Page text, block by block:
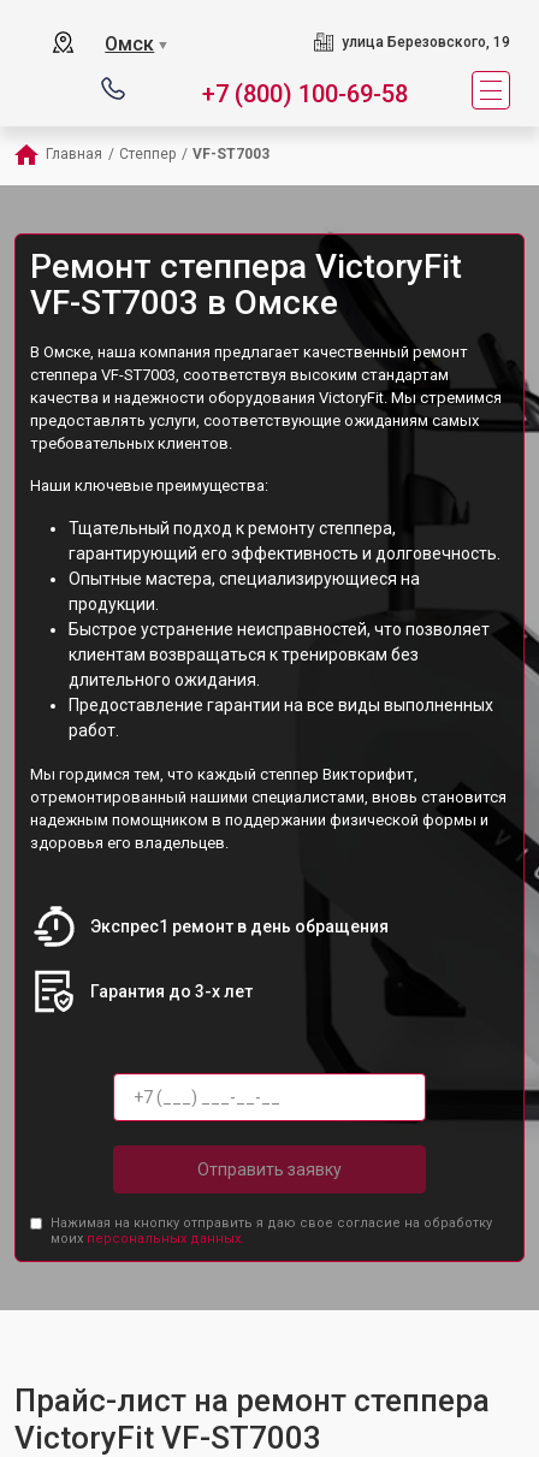
Омск ▼ улица Березовского, 19
+7 (800) 100-69-58
Главная / Степпер / VF-ST7003
Ремонт степпера VictoryFit
VF-ST7003 в Омске
В Омске, наша компания предлагает качественный ремонт
степпера VF-ST7003, соответствуя высоким стандартам
качества и надежности оборудования VictoryFit. Мы стремимся
предоставлять услуги, соответствующие ожиданиям самых
требовательных клиентов.
Наши ключевые преимущества:
Тщательный подход к ремонту степпера,
гарантирующий его эффективность и долговечность.
Опытные мастера, специализирующиеся на
продукции.
Быстрое устранение неисправностей, что позволяет
клиентам возвращаться к тренировкам без
длительного ожидания.
Предоставление гарантии на все виды выполненных
работ.
Мы гордимся тем, что каждый степпер Викторифит,
отремонтированный нашими специалистами, вновь становится
надежным помощником в поддержании физической формы и
здоровья его владельцев.
Экспрес1 ремонт в день обращения
Гарантия до 3-х лет
Отправить заявку
Нажимая на кнопку отправить я даю свое согласие на обработку
моих персональных данных.
Прайс-лист на ремонт степпера
VictoryFit VF-ST7003